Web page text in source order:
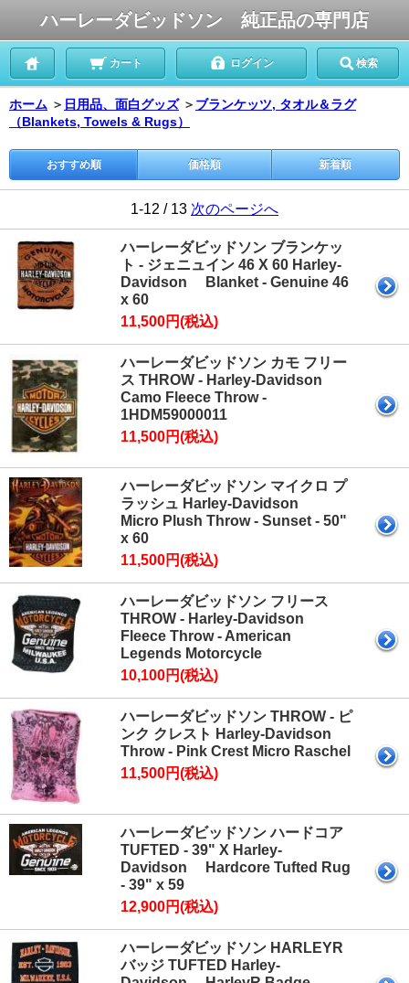
ハーレーダビッドソン 純正品の専門店
カート ログイン 検索
ホーム ＞ 日用品、面白グッズ ＞ ブランケッツ, タオル＆ラグ
（Blankets, Towels & Rugs）
おすすめ順 価格順 新着順
1-12 / 13 次のページへ
ハーレーダビッドソン ブランケッ
ト - ジェニュイン 46 X 60 Harley-
Davidson Blanket - Genuine 46
x 60
11,500円(税込)
ハーレーダビッドソン カモ フリー
ス THROW - Harley-Davidson
Camo Fleece Throw -
1HDM59000011
11,500円(税込)
ハーレーダビッドソン マイクロ プ
ラッシュ Harley-Davidson
Micro Plush Throw - Sunset - 50"
x 60
11,500円(税込)
ハーレーダビッドソン フリース
THROW - Harley-Davidson
Fleece Throw - American
Legends Motorcycle
10,100円(税込)
ハーレーダビッドソン THROW - ピ
ンク クレスト Harley-Davidson
Throw - Pink Crest Micro Raschel
11,500円(税込)
ハーレーダビッドソン ハードコア
TUFTED - 39" X Harley-
Davidson Hardcore Tufted Rug
- 39" x 59
12,900円(税込)
ハーレーダビッドソン HARLEYR
バッジ TUFTED Harley-